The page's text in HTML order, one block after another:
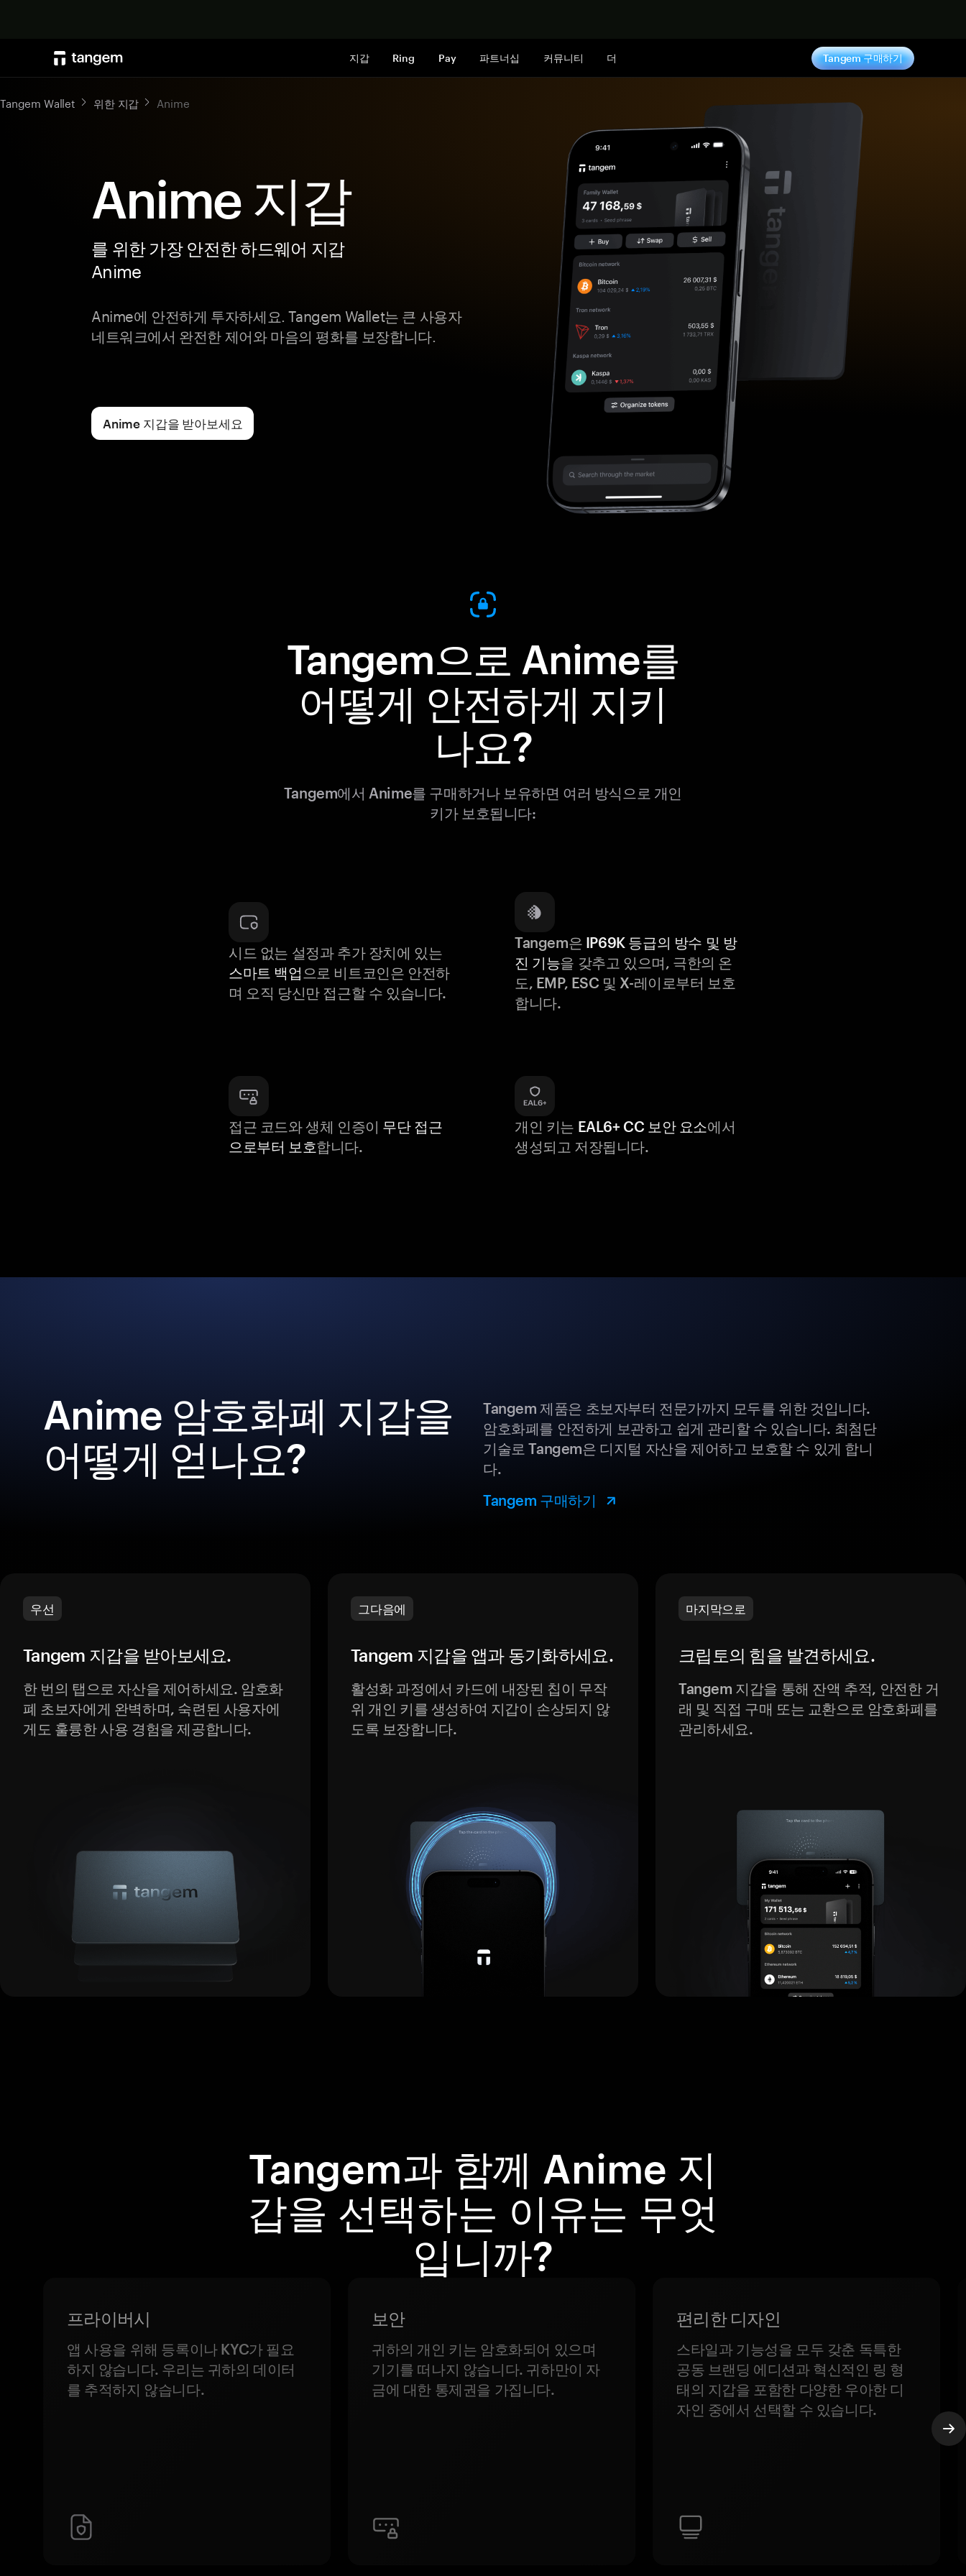
지갑 Ring Pay 파트너십 커뮤니티 더 Tangem 구매하기
Tangem Wallet 위한 지갑 Anime
Anime 지갑
를 위한 가장 안전한 하드웨어 지갑
Anime
Anime에 안전하게 투자하세요. Tangem Wallet는 큰 사용자
네트워크에서 완전한 제어와 마음의 평화를 보장합니다.
Anime 지갑을 받아보세요
Tangem으로 Anime를
어떻게 안전하게 지키
나요?
Tangem에서 Anime를 구매하거나 보유하면 여러 방식으로 개인
키가 보호됩니다:
시드 없는 설정과 추가 장치에 있는
스마트 백업 으로 비트코인은 안전하
며 오직 당신만 접근할 수 있습니다.
Tangem은 IP69K 등급의 방수 및 방
진 기능을 갖추고 있으며, 극한의 온
도, EMP, ESC 및 X-레이로부터 보호
합니다.
접근 코드와 생체 인증이 무단 접근
으로부터 보호합니다.
개인 키는 EAL6+ CC 보안 요소에서
생성되고 저장됩니다.
Anime 암호화폐 지갑을
어떻게 얻나요?
Tangem 제품은 초보자부터 전문가까지 모두를 위한 것입니다.
암호화폐를 안전하게 보관하고 쉽게 관리할 수 있습니다. 최첨단
기술로 Tangem은 디지털 자산을 제어하고 보호할 수 있게 합니
다.
Tangem 구매하기
우선
Tangem 지갑을 받아보세요.
한 번의 탭으로 자산을 제어하세요. 암호화
폐 초보자에게 완벽하며, 숙련된 사용자에
게도 훌륭한 사용 경험을 제공합니다.
그다음에
Tangem 지갑을 앱과 동기화하세요.
활성화 과정에서 카드에 내장된 칩이 무작
위 개인 키를 생성하여 지갑이 손상되지 않
도록 보장합니다.
마지막으로
크립토의 힘을 발견하세요.
Tangem 지갑을 통해 잔액 추적, 안전한 거
래 및 직접 구매 또는 교환으로 암호화폐를
관리하세요.
Tangem과 함께 Anime 지
갑을 선택하는 이유는 무엇
입니까?
프라이버시
앱 사용을 위해 등록이나 KYC가 필요
하지 않습니다. 우리는 귀하의 데이터
를 추적하지 않습니다.
보안
귀하의 개인 키는 암호화되어 있으며
기기를 떠나지 않습니다. 귀하만이 자
금에 대한 통제권을 가집니다.
편리한 디자인
스타일과 기능성을 모두 갖춘 독특한
공동 브랜딩 에디션과 혁신적인 링 형
태의 지갑을 포함한 다양한 우아한 디
자인 중에서 선택할 수 있습니다.